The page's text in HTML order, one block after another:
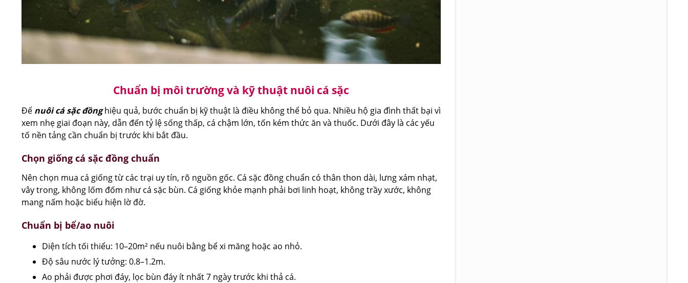
Chuẩn bị môi trường và kỹ thuật nuôi cá sặc
Để nuôi cá sặc đồnghiệu quả, bước chuẩn bị kỹ thuật là điều không thể bỏ qua. Nhiều hộ gia đình thất bại vì
xem nhẹ giai đoạn này, dẫn đến tỷ lệ sống thấp, cá chậm lớn, tốn kém thức ăn và thuốc. Dưới đây là các yếu
tố nền tảng cần chuẩn bị trước khi bắt đầu.
Chọn giống cá sặc đồng chuẩn
Nên chọn mua cá giống từ các trại uy tín, rõ nguồn gốc. Cá sặc đồng chuẩn có thân thon dài, lưng xám nhạt,
vây trong, không lốm đốm như cá sặc bùn. Cá giống khỏe mạnh phải bơi linh hoạt, không trầy xước, không
mang nấm hoặc biểu hiện lờ đờ.
Chuẩn bị bể/ao nuôi
Diện tích tối thiểu: 10–20m² nếu nuôi bằng bể xi măng hoặc ao nhỏ.
Độ sâu nước lý tưởng: 0.8–1.2m.
Ao phải được phơi đáy, lọc bùn đáy ít nhất 7 ngày trước khi thả cá.